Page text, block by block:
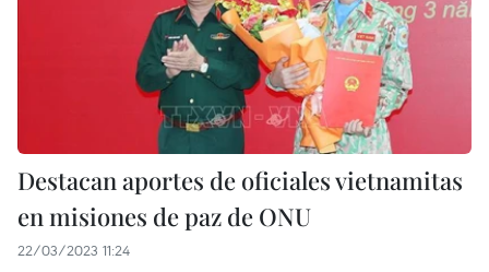
Destacan aportes de oficiales vietnamitas
en misiones de paz de ONU
22/03/2023 11:24